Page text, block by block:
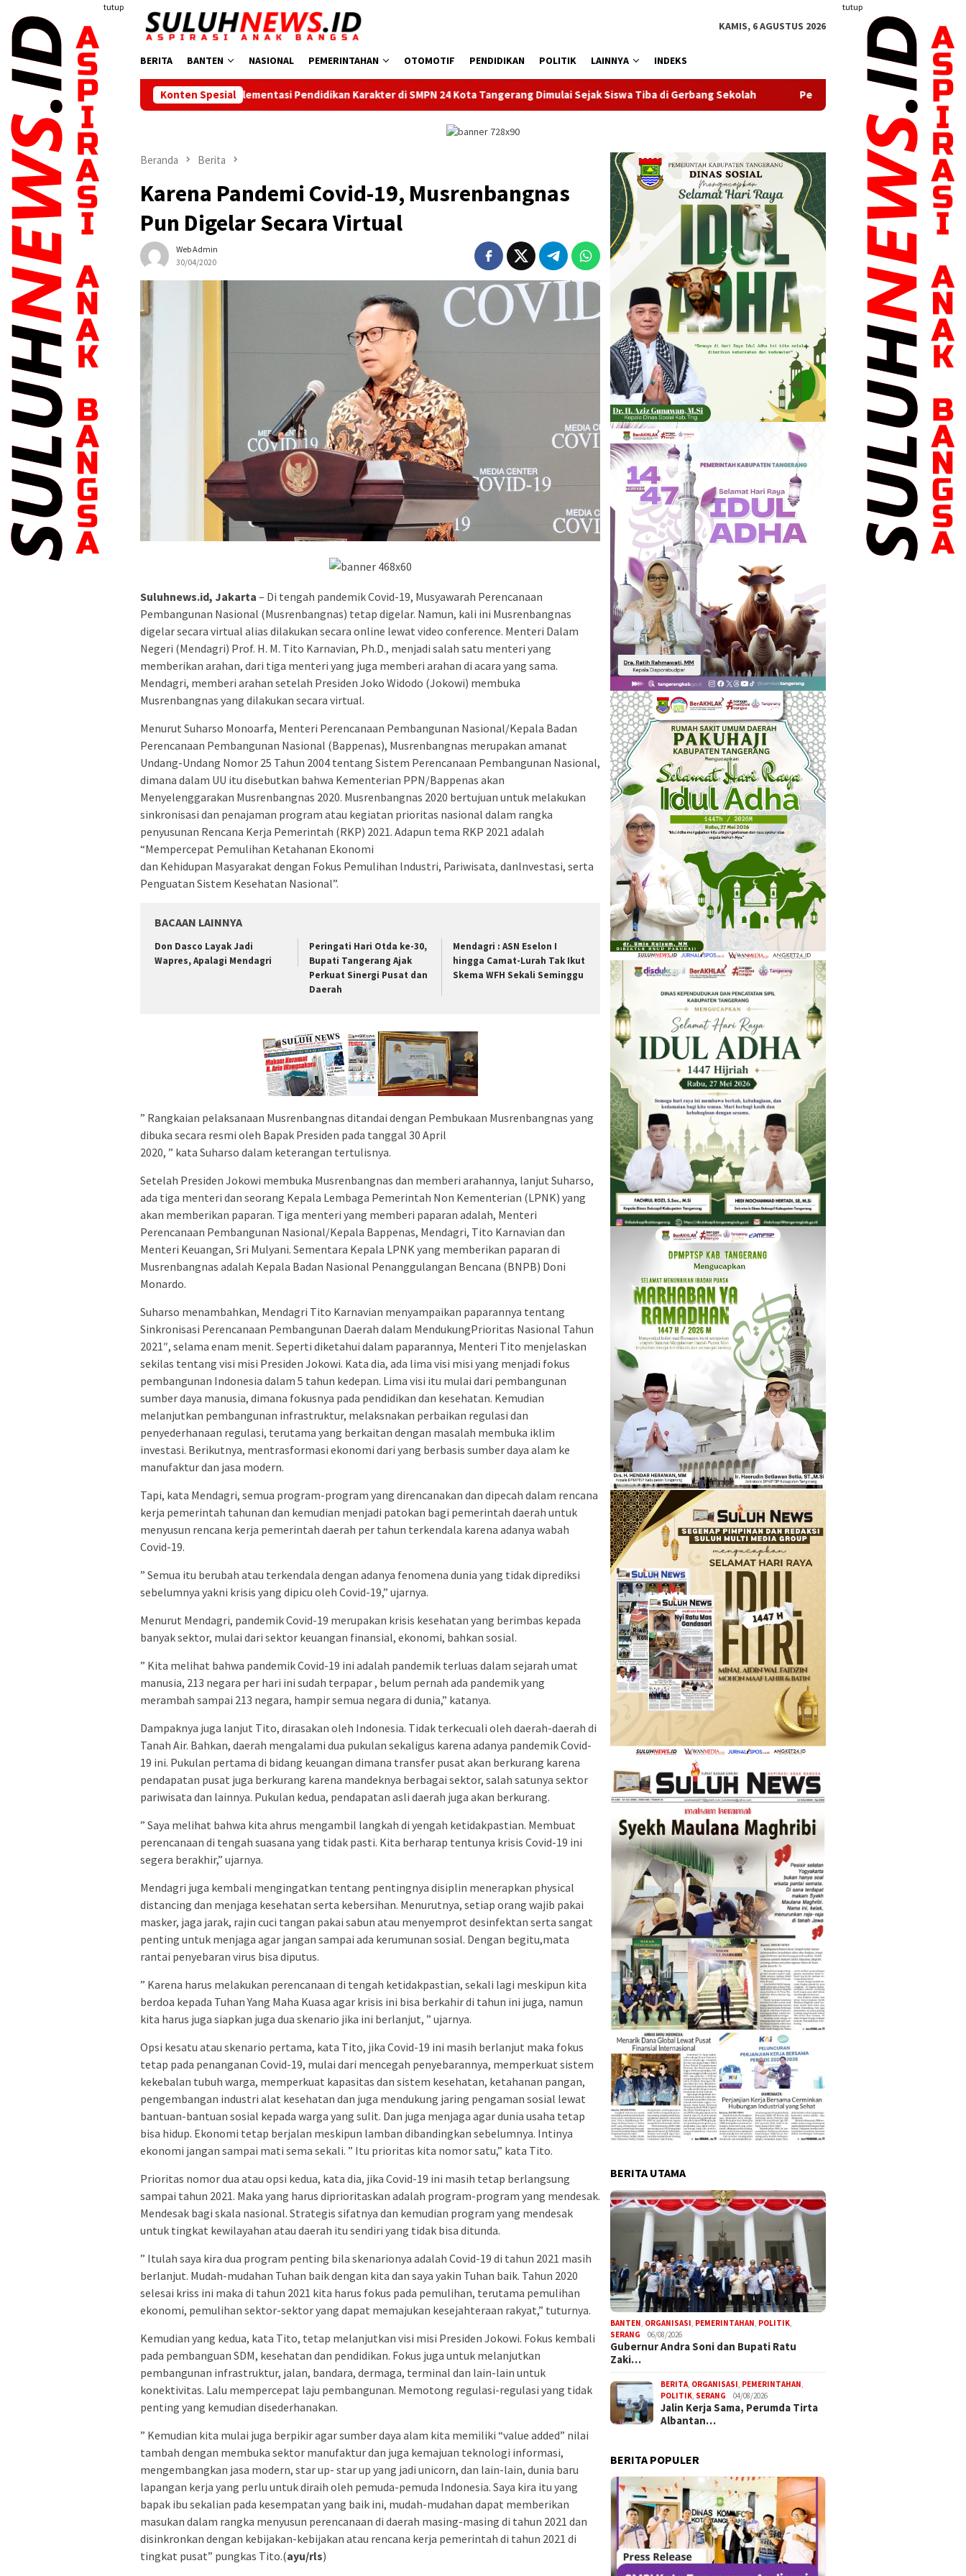
konten
tutup tutup
KAMIS, 6 AGUSTUS 2026
BERITA BANTEN NASIONAL PEMERINTAHAN OTOMOTIF PENDIDIKAN POLITIK LAINNYA INDEKS
Konten Spesial
Implementasi Pendidikan Karakter di SMPN 24 Kota Tangerang Dimulai Sejak Siswa Tiba di Gerbang Sekolah Peringati Pekan Menyusui Sedunia, Bupati Maesyal: ASI
Beranda Berita
Karena Pandemi Covid-19, Musrenbangnas
Pun Digelar Secara Virtual
Web Admin
30/04/2020
Suluhnews.id, Jakarta – Di tengah pandemik Covid-19, Musyawarah Perencanaan
Pembangunan Nasional (Musrenbangnas) tetap digelar. Namun, kali ini Musrenbangnas
digelar secara virtual alias dilakukan secara online lewat video conference. Menteri Dalam
Negeri (Mendagri) Prof. H. M. Tito Karnavian, Ph.D., menjadi salah satu menteri yang
memberikan arahan, dari tiga menteri yang juga memberi arahan di acara yang sama.
Mendagri, memberi arahan setelah Presiden Joko Widodo (Jokowi) membuka
Musrenbangnas yang dilakukan secara virtual.
Menurut Suharso Monoarfa, Menteri Perencanaan Pembangunan Nasional/Kepala Badan
Perencanaan Pembangunan Nasional (Bappenas), Musrenbangnas merupakan amanat
Undang-Undang Nomor 25 Tahun 2004 tentang Sistem Perencanaan Pembangunan Nasional,
dimana dalam UU itu disebutkan bahwa Kementerian PPN/Bappenas akan
Menyelenggarakan Musrenbangnas 2020. Musrenbangnas 2020 bertujuan untuk melakukan
sinkronisasi dan penajaman program atau kegiatan prioritas nasional dalam rangka
penyusunan Rencana Kerja Pemerintah (RKP) 2021. Adapun tema RKP 2021 adalah
“Mempercepat Pemulihan Ketahanan Ekonomi
dan Kehidupan Masyarakat dengan Fokus Pemulihan lndustri, Pariwisata, danlnvestasi, serta
Penguatan Sistem Kesehatan Nasional”.
BACAAN LAINNYA
Don Dasco Layak Jadi
Wapres, Apalagi Mendagri
Peringati Hari Otda ke-30,
Bupati Tangerang Ajak
Perkuat Sinergi Pusat dan
Daerah
Mendagri : ASN Eselon I
hingga Camat-Lurah Tak Ikut
Skema WFH Sekali Seminggu
” Rangkaian pelaksanaan Musrenbangnas ditandai dengan Pembukaan Musrenbangnas yang
dibuka secara resmi oleh Bapak Presiden pada tanggal 30 April
2020, ” kata Suharso dalam keterangan tertulisnya.
Setelah Presiden Jokowi membuka Musrenbangnas dan memberi arahannya, lanjut Suharso,
ada tiga menteri dan seorang Kepala Lembaga Pemerintah Non Kementerian (LPNK) yang
akan memberikan paparan. Tiga menteri yang memberi paparan adalah, Menteri
Perencanaan Pembangunan Nasional/Kepala Bappenas, Mendagri, Tito Karnavian dan
Menteri Keuangan, Sri Mulyani. Sementara Kepala LPNK yang memberikan paparan di
Musrenbangnas adalah Kepala Badan Nasional Penanggulangan Bencana (BNPB) Doni
Monardo.
Suharso menambahkan, Mendagri Tito Karnavian menyampaikan paparannya tentang
Sinkronisasi Perencanaan Pembangunan Daerah dalam MendukungPrioritas Nasional Tahun
2021″, selama enam menit. Seperti diketahui dalam paparannya, Menteri Tito menjelaskan
sekilas tentang visi misi Presiden Jokowi. Kata dia, ada lima visi misi yang menjadi fokus
pembangunan Indonesia dalam 5 tahun kedepan. Lima visi itu mulai dari pembangunan
sumber daya manusia, dimana fokusnya pada pendidikan dan kesehatan. Kemudian
melanjutkan pembangunan infrastruktur, melaksnakan perbaikan regulasi dan
penyederhanaan regulasi, terutama yang berkaitan dengan masalah membuka iklim
investasi. Berikutnya, mentrasformasi ekonomi dari yang berbasis sumber daya alam ke
manufaktur dan jasa modern.
Tapi, kata Mendagri, semua program-program yang direncanakan dan dipecah dalam rencana
kerja pemerintah tahunan dan kemudian menjadi patokan bagi pemerintah daerah untuk
menyusun rencana kerja pemerintah daerah per tahun terkendala karena adanya wabah
Covid-19.
” Semua itu berubah atau terkendala dengan adanya fenomena dunia yang tidak diprediksi
sebelumnya yakni krisis yang dipicu oleh Covid-19,” ujarnya.
Menurut Mendagri, pandemik Covid-19 merupakan krisis kesehatan yang berimbas kepada
banyak sektor, mulai dari sektor keuangan finansial, ekonomi, bahkan sosial.
” Kita melihat bahwa pandemik Covid-19 ini adalah pandemik terluas dalam sejarah umat
manusia, 213 negara per hari ini sudah terpapar , belum pernah ada pandemik yang
merambah sampai 213 negara, hampir semua negara di dunia,” katanya.
Dampaknya juga lanjut Tito, dirasakan oleh Indonesia. Tidak terkecuali oleh daerah-daerah di
Tanah Air. Bahkan, daerah mengalami dua pukulan sekaligus karena adanya pandemik Covid-
19 ini. Pukulan pertama di bidang keuangan dimana transfer pusat akan berkurang karena
pendapatan pusat juga berkurang karena mandeknya berbagai sektor, salah satunya sektor
pariwisata dan lainnya. Pukulan kedua, pendapatan asli daerah juga akan berkurang.
” Saya melihat bahwa kita ahrus mengambil langkah di yengah ketidakpastian. Membuat
perencanaan di tengah suasana yang tidak pasti. Kita berharap tentunya krisis Covid-19 ini
segera berakhir,” ujarnya.
Mendagri juga kembali mengingatkan tentang pentingnya disiplin menerapkan physical
distancing dan menjaga kesehatan serta kebersihan. Menurutnya, setiap orang wajib pakai
masker, jaga jarak, rajin cuci tangan pakai sabun atau menyemprot desinfektan serta sangat
penting untuk menjaga agar jangan sampai ada kerumunan sosial. Dengan begitu,mata
rantai penyebaran virus bisa diputus.
” Karena harus melakukan perencanaan di tengah ketidakpastian, sekali lagi meskipun kita
berdoa kepada Tuhan Yang Maha Kuasa agar krisis ini bisa berkahir di tahun ini juga, namun
kita harus juga siapkan juga dua skenario jika ini berlanjut, ” ujarnya.
Opsi kesatu atau skenario pertama, kata Tito, jika Covid-19 ini masih berlanjut maka fokus
tetap pada penanganan Covid-19, mulai dari mencegah penyebarannya, memperkuat sistem
kekebalan tubuh warga, memperkuat kapasitas dan sistem kesehatan, ketahanan pangan,
pengembangan industri alat kesehatan dan juga mendukung jaring pengaman sosial lewat
bantuan-bantuan sosial kepada warga yang sulit. Dan juga menjaga agar dunia usaha tetap
bisa hidup. Ekonomi tetap berjalan meskipun lamban dibandingkan sebelumnya. Intinya
ekonomi jangan sampai mati sema sekali. ” Itu prioritas kita nomor satu,” kata Tito.
Prioritas nomor dua atau opsi kedua, kata dia, jika Covid-19 ini masih tetap berlangsung
sampai tahun 2021. Maka yang harus diprioritaskan adalah program-program yang mendesak.
Mendesak bagi skala nasional. Strategis sifatnya dan kemudian program yang mendesak
untuk tingkat kewilayahan atau daerah itu sendiri yang tidak bisa ditunda.
” Itulah saya kira dua program penting bila skenarionya adalah Covid-19 di tahun 2021 masih
berlanjut. Mudah-mudahan Tuhan baik dengan kita dan saya yakin Tuhan baik. Tahun 2020
selesai kriss ini maka di tahun 2021 kita harus fokus pada pemulihan, terutama pemulihan
ekonomi, pemulihan sektor-sektor yang dapat memajukan kesejahteraan rakyat,” tuturnya.
Kemudian yang kedua, kata Tito, tetap melanjutkan visi misi Presiden Jokowi. Fokus kembali
pada pembanguan SDM, kesehatan dan pendidikan. Fokus juga untuk melanjutkan
pembangunan infrastruktur, jalan, bandara, dermaga, terminal dan lain-lain untuk
konektivitas. Lalu mempercepat laju pembangunan. Memotong regulasi-regulasi yang tidak
penting yang kemudian disederhanakan.
” Kemudian kita mulai juga berpikir agar sumber daya alam kita memiliki “value added” nilai
tambah dengan membuka sektor manufaktur dan juga kemajuan teknologi informasi,
mengembangkan jasa modern, star up- star up yang jadi unicorn, dan lain-lain, dunia baru
lapangan kerja yang perlu untuk diraih oleh pemuda-pemuda Indonesia. Saya kira itu yang
bapak ibu sekalian pada kesempatan yang baik ini, mudah-mudahan dapat memberikan
masukan dalam rangka menyusun perencanaan di daerah masing-masing di tahun 2021 dan
disinkronkan dengan kebijakan-kebijakan atau rencana kerja pemerintah di tahun 2021 di
tingkat pusat” pungkas Tito.(ayu/rls)
BERITA UTAMA
BANTEN, ORGANISASI, PEMERINTAHAN, POLITIK,
SERANG
06/08/2026
Gubernur Andra Soni dan Bupati Ratu
Zaki…
BERITA, ORGANISASI, PEMERINTAHAN,
POLITIK, SERANG 04/08/2026
Jalin Kerja Sama, Perumda Tirta
Albantan…
BERITA POPULER